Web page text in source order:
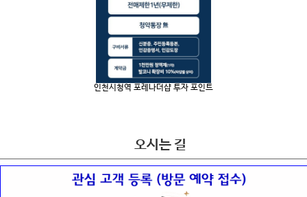
인천시청역 포레나더샵 투자 포인트
오시는 길